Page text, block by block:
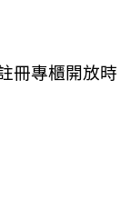
冊專櫃開放時